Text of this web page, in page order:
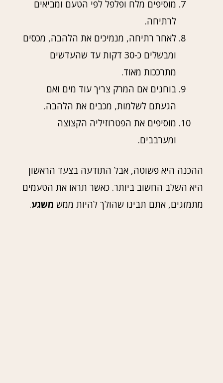
מוסיפים מלח ופלפל לפי הטעם ומביאים
לרתיחה.
לאחר רתיחה, מנמיכים את הלהבה, מכסים
ומבשלים כ-30 דקות עד שהעדשים
מתרככות מאוד.
בוחנים אם המרק צריך עוד מים ואם
הגעתם לשלמות, מכבים את הלהבה.
מוסיפים את הפטרוזיליה הקצוצה
ומערבבים.
ההכנה היא פשוטה, אבל התודעה בצעד הראשון
היא השלב החשוב ביותר. כאשר תראו את הטעמים
מתמזגים, אתם תבינו שהולך להיות ממש משגע.